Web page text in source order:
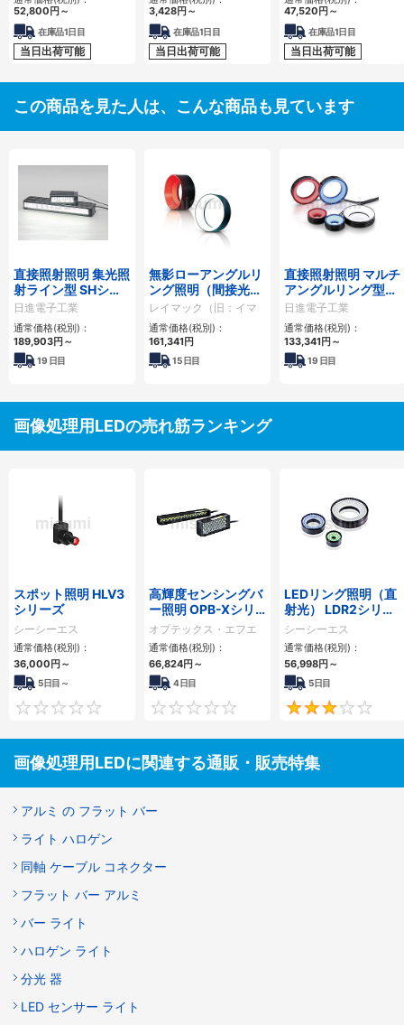
52,800 円 ～
在庫品1日目
当日出荷可能
3,428円 ～
在庫品1日目
当日出荷可能
47,520 円 ～
在庫品1日目
当日出荷可能
この商品を見た人は、こんな商品も見ています
直接照射照明 集光照
射ライン型 SHシリ
ーズ
日進電子工業
通常価格(税別)：
189,903円 ～
19 日目
無影ローアングルリ
ング照明（間接光）
IPRシリーズ
レイマック（旧：イマ
ック）
通常価格(税別)：
161,341円
15日目
直接照射照明 マルチ
アングルリング型
MRシリーズ
日進電子工業
通常価格(税別)：
133,341円 ～
19 日目
画像処理用LEDの売れ筋ランキング
スポット照明 HLV3
シリーズ
シーシーエス
通常価格(税別)：
36,000 円 ～
5日目～
0
高輝度センシングバ
ー照明 OPB-Xシリ
ーズ
オプテックス・エフエ
ー
通常価格(税別)：
66,824円 ～
4日目
0
LEDリング照明（直
射光） LDR2シリー
ズ
シーシーエス
通常価格(税別)：
56,998円 ～
5日目
画像処理用LEDに関連する通販・販売特集
アルミ の フラット バー
ライト ハロゲン
同軸 ケーブル コネクター
フラット バー アルミ
バー ライト
ハロゲン ライト
分光 器
LED センサー ライト